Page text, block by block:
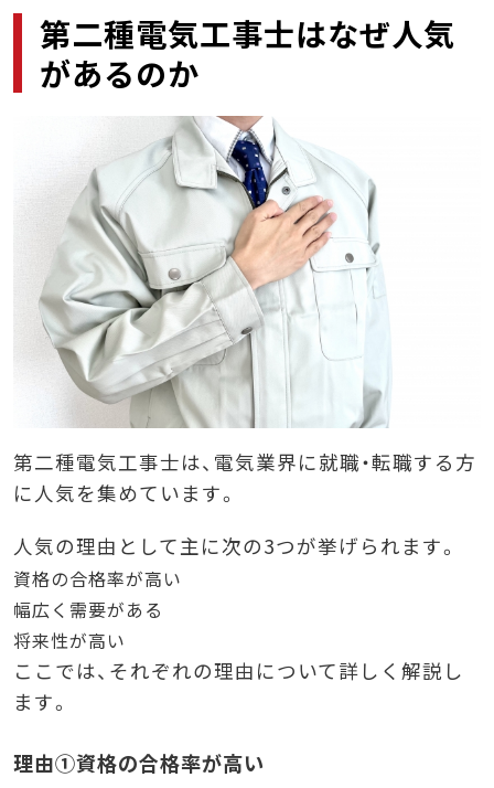
第二種電気工事士はなぜ人気
があるのか
第二種電気工事士は、電気業界に就職・転職する方
に人気を集めています。
人気の理由として主に次の3つが挙げられます。
資格の合格率が高い
幅広く需要がある
将来性が高い
ここでは、それぞれの理由について詳しく解説し
ます。
理由①資格の合格率が高い